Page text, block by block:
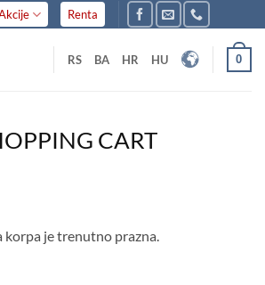
Renta
RS BA HR HU 0
CART
korpa je trenutno prazna.